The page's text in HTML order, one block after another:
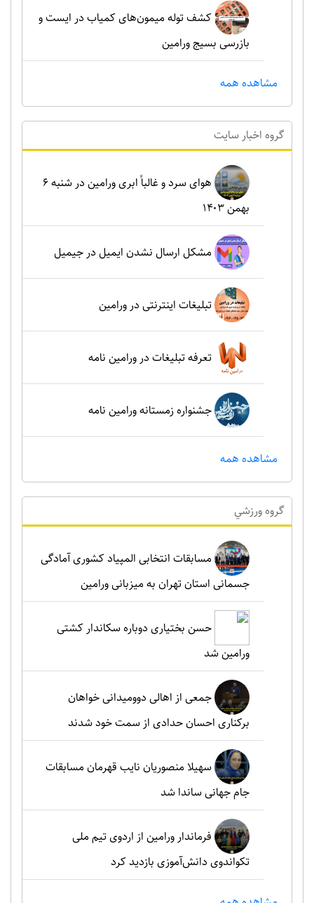
کشف توله میمون‌های کمیاب در ایست و
بازرسی بسیج ورامین
مشاهده همه
گروه اخبار سايت
هوای سرد و غالباً ابری ورامین در شنبه ۶
بهمن ۱۴۰۳
مشکل ارسال نشدن ایمیل در جیمیل
تبلیغات اینترنتی در ورامین
تعرفه تبلیغات در ورامین نامه
جشنواره زمستانه ورامین نامه
مشاهده همه
گروه ورزشي
مسابقات انتخابی المپیاد کشوری آمادگی
جسمانی استان تهران به میزبانی ورامین
حسن بختیاری دوباره سکاندار کشتی
ورامین شد
جمعی از اهالی دوومیدانی خواهان
برکناری احسان حدادی از سمت خود شدند
سهیلا منصوریان نایب قهرمان مسابقات
جام جهانی ساندا شد
فرماندار ورامین از اردوی تیم ملی
تکواندوی دانش‌آموزی بازدید کرد